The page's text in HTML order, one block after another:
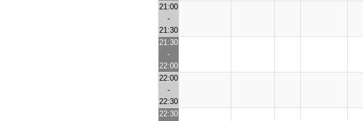
21:00
-
21:30
21:30
-
22:00
22:00
-
22:30
22:30